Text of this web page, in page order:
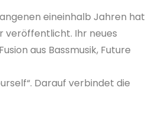
eineinhalb Jahren hat
veröffentlicht. Ihr neues
aus Bassmusik, Future
Darauf verbindet die